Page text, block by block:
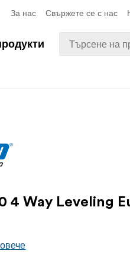
За нас Свържете се с нас
4 Way Leveling